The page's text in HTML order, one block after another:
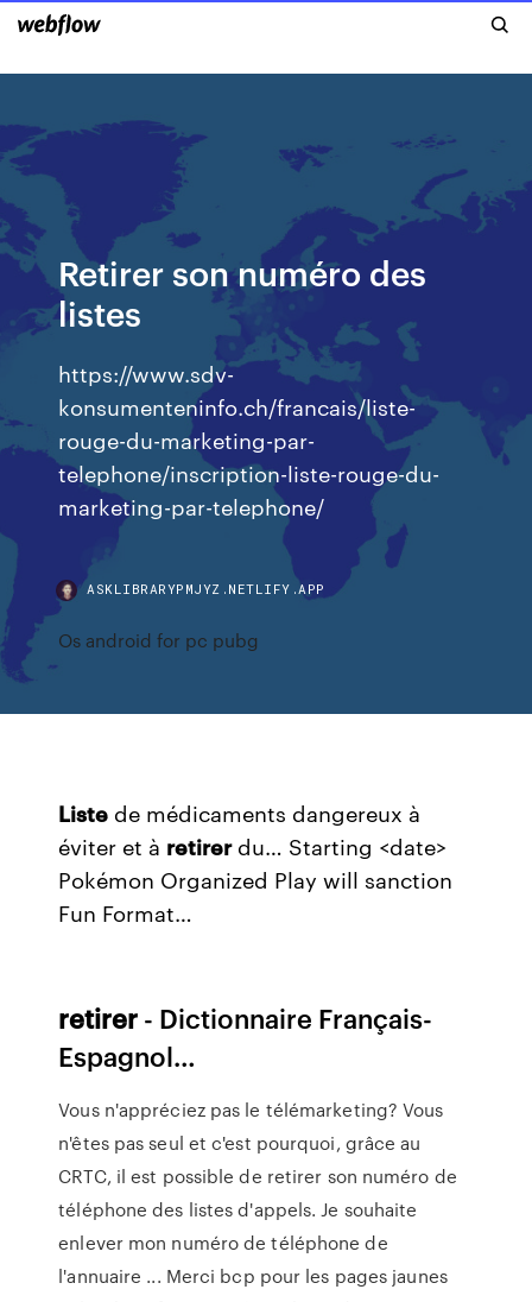
Retirer son numéro des
listes
https://www.sdv-
konsumenteninfo.ch/francais/liste-
rouge-du-marketing-par-
telephone/inscription-liste-rouge-du-
marketing-par-telephone/
ASKLIBRARYPMJYZ.NETLIFY.APP
Os android for pc pubg
Liste de médicaments dangereux à
éviter et à retirerdu… Starting <date>
Pokémon Organized Play will sanction
Fun Format…
retirer - Dictionnaire Français-
Espagnol…
Vous n'appréciez pas le télémarketing? Vous
n'êtes pas seul et c'est pourquoi, grâce au
CRTC, il est possible de retirer son numéro de
téléphone des listes d'appels. Je souhaite
enlever mon numéro de téléphone de
l'annuaire ... Merci bcp pour les pages jaunes